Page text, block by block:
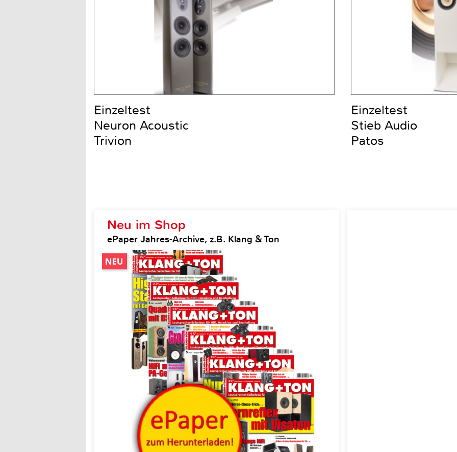
Neu im Shop
ePaper Jahres-Archive, z.B. Klang & Ton
Einzeltest
Neuron Acoustic
Trivion
Einzeltest
Stieb Audio
Patos